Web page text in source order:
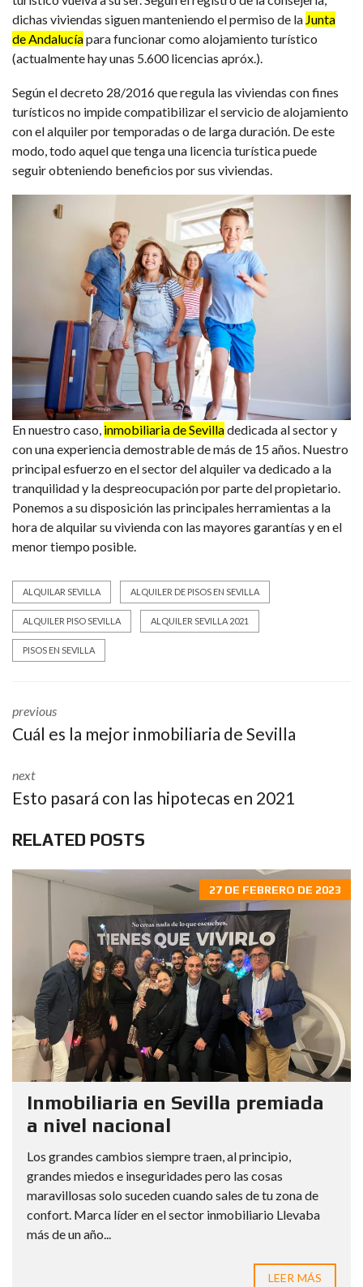
dichas viviendas siguen manteniendo el permiso de la Junta
de Andalucíapara funcionar como alojamiento turístico
(actualmente hay unas 5.600 licencias apróx.).
Según el decreto 28/2016 que regula las viviendas con fines
turísticos no impide compatibilizar el servicio de alojamiento
con el alquiler por temporadas o de larga duración. De este
modo, todo aquel que tenga una licencia turística puede
seguir obteniendo beneficios por sus viviendas.
En nuestro caso, inmobiliaria de Sevilladedicada al sector y
con una experiencia demostrable de más de 15 años. Nuestro
principal esfuerzo en el sector del alquiler va dedicado a la
tranquilidad y la despreocupación por parte del propietario.
Ponemos a su disposición las principales herramientas a la
hora de alquilar su vivienda con las mayores garantías y en el
menor tiempo posible.
ALQUILAR SEVILLA ALQUILER DE PISOS EN SEVILLA
ALQUILER PISO SEVILLA ALQUILER SEVILLA 2021
PISOS EN SEVILLA
previous
Cuál es la mejor inmobiliaria de Sevilla
next
Esto pasará con las hipotecas en 2021
RELATED POSTS
27 DE FEBRERO DE 2023
Inmobiliaria en Sevilla premiada
a nivel nacional
Los grandes cambios siempre traen, al principio,
grandes miedos e inseguridades pero las cosas
maravillosas solo suceden cuando sales de tu zona de
confort. Marca líder en el sector inmobiliario Llevaba
más de un año...
LEER MÁS